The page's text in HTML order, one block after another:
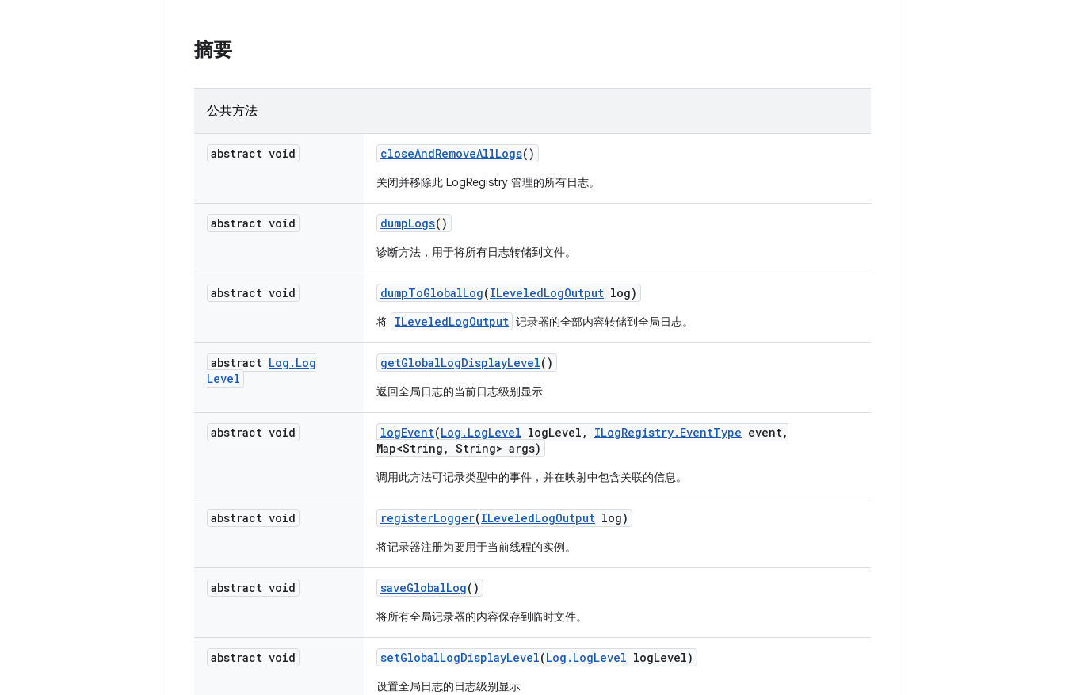
摘要
公共方法
abstract void closeAndRemoveAllLogs()
关闭并移除此 LogRegistry 管理的所有日志。
abstract void dumpLogs()
诊断方法，用于将所有日志转储到文件。
abstract void dumpToGlobalLog(ILeveledLogOutput log)
将 ILeveledLogOutput 记录器的全部内容转储到全局日志。
abstract Log . Log
Level
getGlobalLogDisplayLevel()
返回全局日志的当前日志级别显示
abstract void logEvent(Log . LogLevel logLevel , ILogRegistry. EventType event,
Map<String , String> args)
调用此方法可记录类型中的事件，并在映射中包含关联的信息。
abstract void registerLogger(ILeveledLogOutput log)
将记录器注册为要用于当前线程的实例。
abstract void saveGlobalLog()
将所有全局记录器的内容保存到临时文件。
abstract void setGlobalLogDisplayLevel(Log . LogLevel logLevel)
设置全局日志的日志级别显示